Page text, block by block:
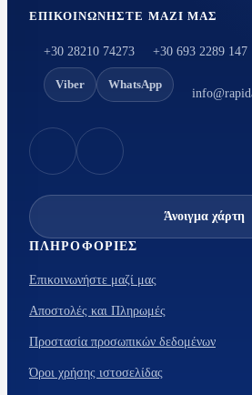
ΕΠΙΚΟΙΝΩΝΉΣΤΕ ΜΑΖΊ ΜΑΣ
+30 28210 74273 +30 693 2289 147
Viber WhatsApp
Άνοιγμα χάρτη
ΠΛΗΡΟΦΟΡΊΕΣ
Επικοινωνήστε μαζί μας
Αποστολές και Πληρωμές
Προστασία προσωπικών δεδομένων
Όροι χρήσης ιστοσελίδας